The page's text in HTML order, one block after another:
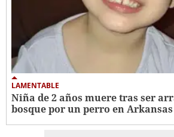
LAMENTABLE
Niña de 2 años muere tras ser
bosque por un perro en Arkansas